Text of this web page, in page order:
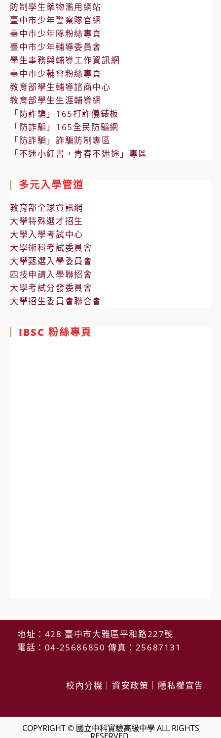
防制學生藥物濫用網站
臺中市少年警察隊官網
臺中市少年隊粉絲專頁
臺中市少年輔導委員會
學生事務與輔導工作資訊網
臺中市少輔會粉絲專頁
教育部學生輔導諮商中心
教育部學生生涯輔導網
「防詐騙」165打詐儀錶板
「防詐騙」165全民防騙網
「防詐騙」詐騙防制專區
「不迷小紅書，青春不迷途」專區
多元入學管道
教育部全球資訊網
大學特殊選才招生
大學入學考試中心
大學術科考試委員會
大學甄選入學委員會
四技申請入學聯招會
大學考試分發委員會
大學招生委員會聯合會
IBSC 粉絲專頁
地址：428 臺中市大雅區平和路227號
電話：04-25686850 傳真：25687131
校內分機 資安政策 隱私權宣告
COPYRIGHT © 國立中科實驗高級中學 ALL RIGHTS